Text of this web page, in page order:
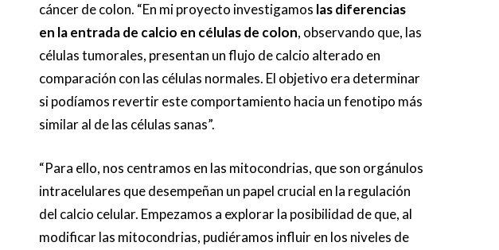
cáncer de colon. “En mi proyecto investigamos las diferencias
en la entrada de calcio en células de colon, observando que, las
células tumorales, presentan un flujo de calcio alterado en
comparación con las células normales. El objetivo era determinar
si podíamos revertir este comportamiento hacia un fenotipo más
similar al de las células sanas”.
“Para ello, nos centramos en las mitocondrias, que son orgánulos
intracelulares que desempeñan un papel crucial en la regulación
del calcio celular. Empezamos a explorar la posibilidad de que, al
modificar las mitocondrias, pudiéramos influir en los niveles de